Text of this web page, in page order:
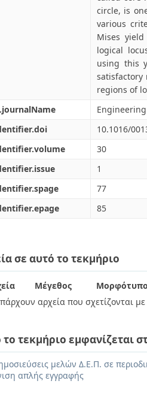
circle, is
various
Mises
logical
using this
regions of
10.1016/
30
1
77
85
σε αυτό το τεκμήριο
Μέγεθος Μορφότυπο
αρχεία που σχετίζονται
το τεκμήριο εμφανίζεται
μελών Δ.Ε.Π. σε
απλής εγγραφής